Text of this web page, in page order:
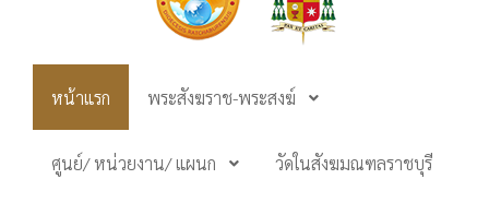
หน้าแรก พระสังฆราช-พระสงฆ์
ศูนย์/ หน่วยงาน/ แผนก วัดในสังฆมณฑลราชบุรี